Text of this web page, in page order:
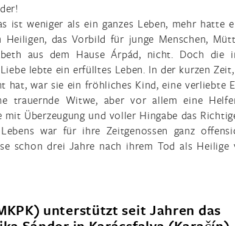
ist weniger als ein ganzes Leben, mehr hatte
Heiligen, das Vorbild für junge Menschen,
aus dem Hause Árpád, nicht. Doch die
lebte ein erfülltes Leben. In der kurzen
hat, war sie ein fröhliches Kind, eine verliebte
trauernde Witwe, aber vor allem eine
mit Überzeugung und voller Hingabe das
war für ihre Zeitgenossen ganz
schon drei Jahre nach ihrem Tod als Heilige
unterstützt seit Jahren das